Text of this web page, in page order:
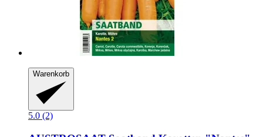
Warenkorb
5.0 (2)